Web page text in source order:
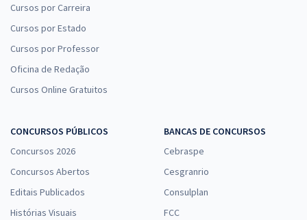
Cursos por Carreira
Cursos por Estado
Cursos por Professor
Oficina de Redação
Cursos Online Gratuitos
CONCURSOS PÚBLICOS
Concursos 2026
Concursos Abertos
Editais Publicados
Histórias Visuais
BANCAS DE CONCURSOS
Cebraspe
Cesgranrio
Consulplan
FCC